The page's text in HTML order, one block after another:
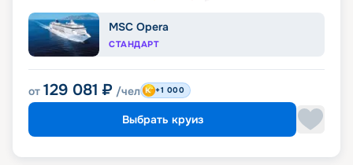
MSC Opera
СТАНДАРТ
от 129 081 ₽ /чел +1 000
Выбрать круиз